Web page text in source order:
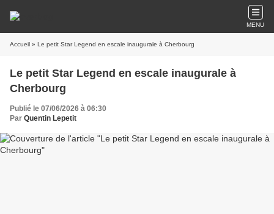
MENU
Accueil » Le petit Star Legend en escale inaugurale à Cherbourg
Le petit Star Legend en escale inaugurale à
Cherbourg
Publié le 07/06/2026 à 06:30
Par Quentin Lepetit